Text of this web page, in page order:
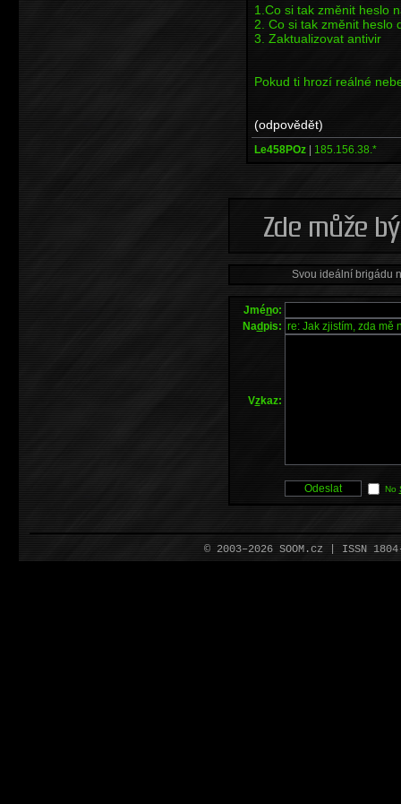
1.Co si tak změnit heslo
2. Co si tak změnit heslo
3. Zaktualizovat antivir
Pokud ti hrozí reálné
(odpovědět)
Le458POz | 185.156.38.*
Svou ideální brigádu
Jméno:
Nadpis:
Vzkaz:
No
© 2003–2026 SOOM.cz | ISSN